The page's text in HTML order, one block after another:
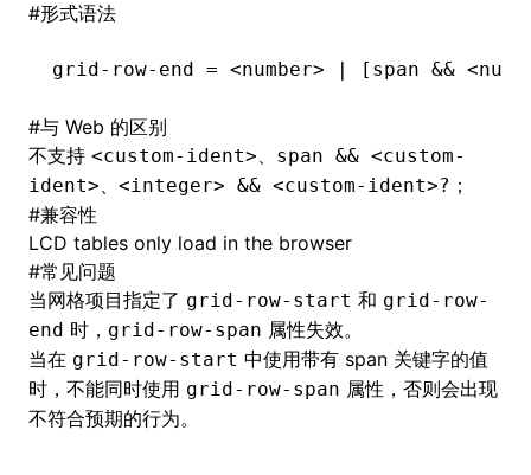
#形式语法
grid-row-end = <number> | [span &&
#与 Web 的区别
不支持 <custom-ident>、 span && <custom-
ident>、 <integer> && <custom-ident>? ；
#兼容性
LCD tables only load in the browser
#常见问题
当网格项目指定了 grid-row-start 和 grid-row-
end 时， grid-row-span 属性失效。
当在 grid-row-start 中使用带有 span 关键字的值
时，不能同时使用 grid-row-span 属性，否则会出现
不符合预期的行为。